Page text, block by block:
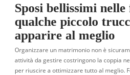
Sposi bellissimi
qualche piccolo
apparire al meglio
Organizzare un matrimonio non è
attività da gestire costringono la coppia
per riuscire a ottimizzare tutto al meglio.